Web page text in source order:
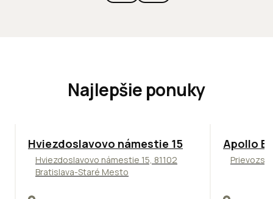
Najlepšie ponuky
ODPORÚČAME
Hviezdoslavovo námestie 15
Hviezdoslavovo námestie 15, 81102
Bratislava-Staré Mesto
TOP
Apollo